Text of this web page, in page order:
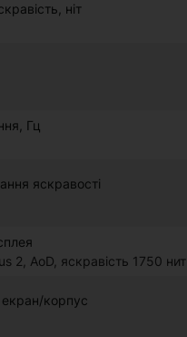
ніт
Гц
яскравості
2, AoD, яскравість 1750 нит
екран/корпус